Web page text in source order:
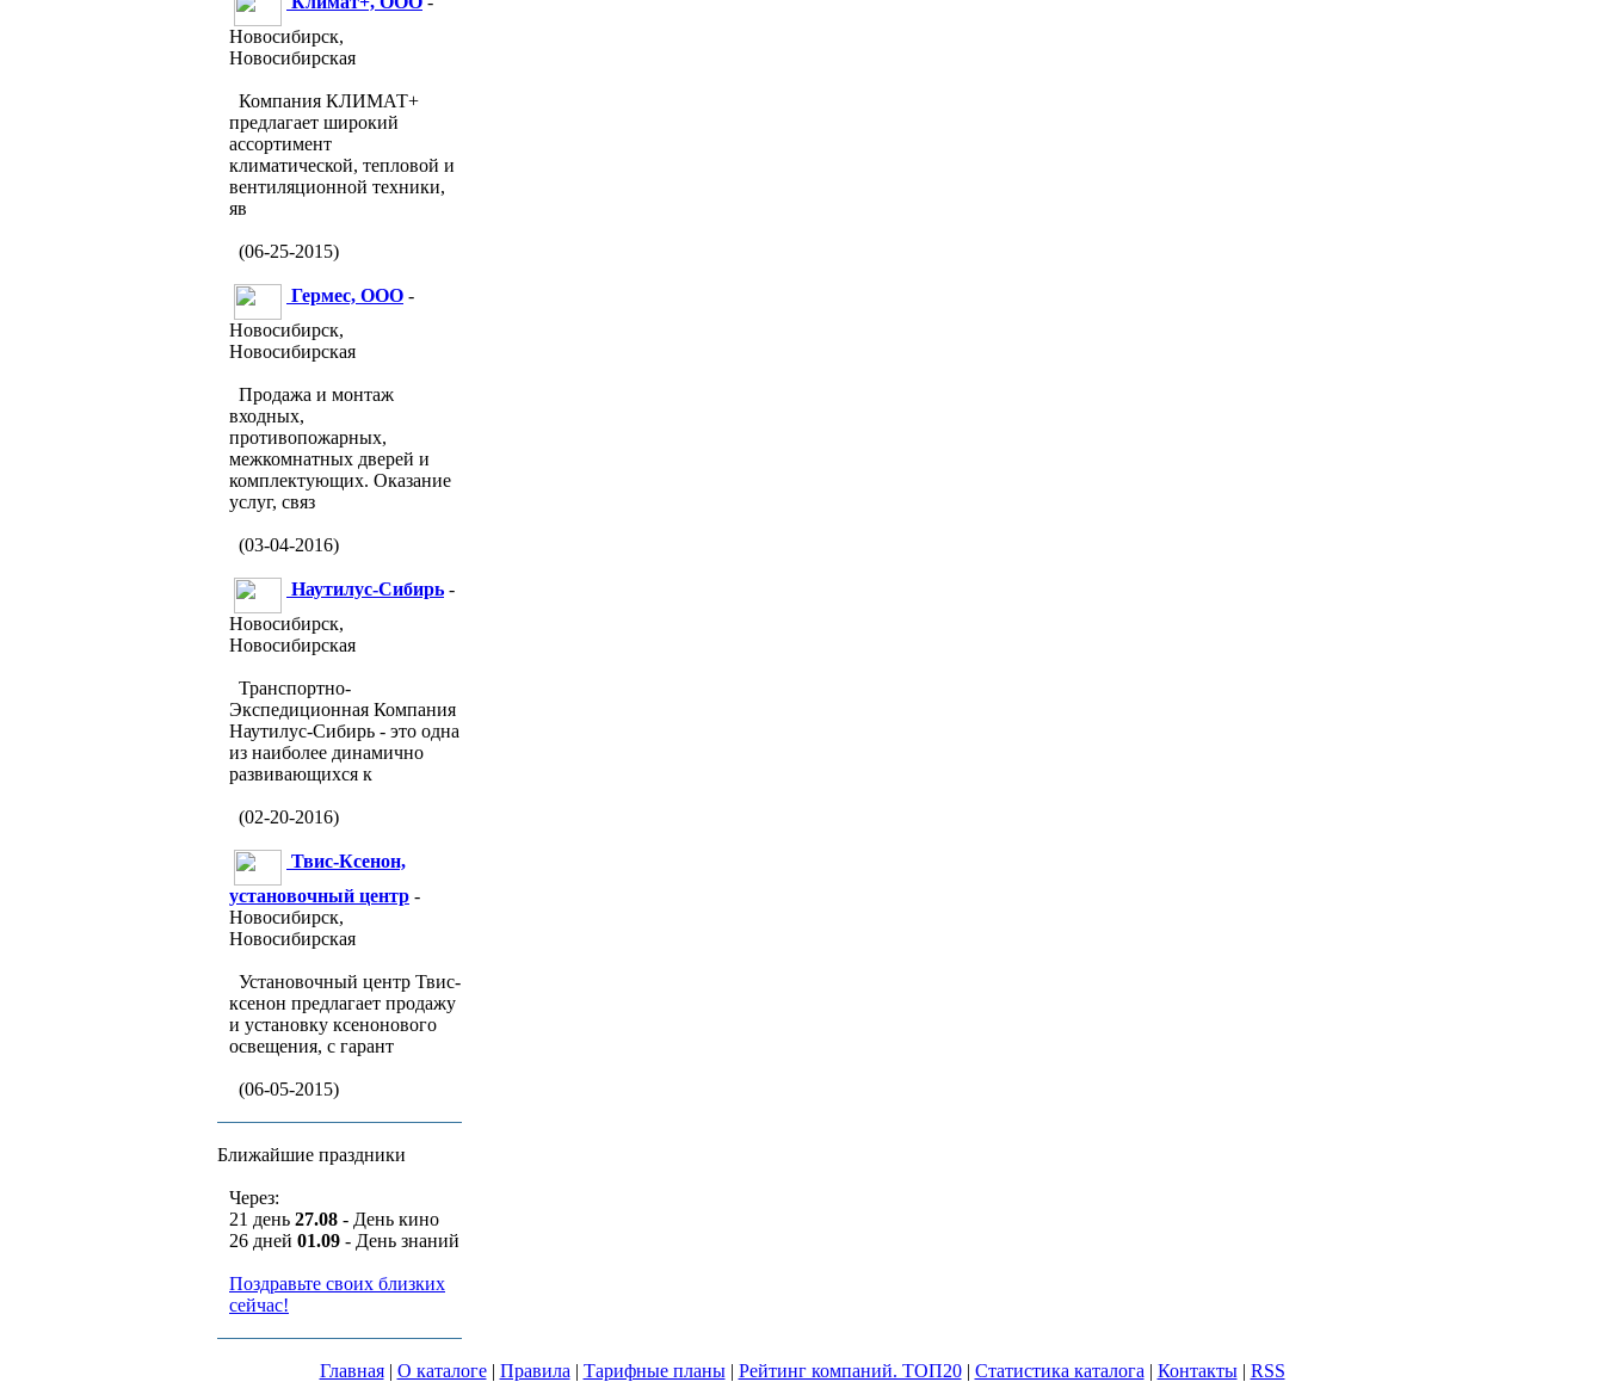
Новосибирск,
Новосибирская
Компания КЛИМАТ+
предлагает широкий
ассортимент
климатической, тепловой и
вентиляционной техники,
яв
(06-25-2015)
Гермес, ООО -
Новосибирск,
Новосибирская
Продажа и монтаж
входных,
противопожарных,
межкомнатных дверей и
комплектующих. Оказание
услуг, связ
(03-04-2016)
Наутилус-Сибирь -
Новосибирск,
Новосибирская
Транспортно-
Экспедиционная Компания
Наутилус-Сибирь - это одна
из наиболее динамично
развивающихся к
(02-20-2016)
Твис-Ксенон,
установочный центр -
Новосибирск,
Новосибирская
Установочный центр Твис-
ксенон предлагает продажу
и установку ксенонового
освещения, с гарант
(06-05-2015)
Ближайшие праздники
Через:
21 день 27.08 - День кино
26 дней 01.09 - День знаний
Поздравьте своих близких
сейчас!
Главная| О каталоге| Правила | Тарифные планы| Рейтинг компаний. ТОП20| Статистика каталога | Контакты| RSS